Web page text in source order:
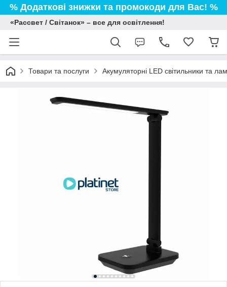
% Додаткові знижки та промокоди для Вас! %
«Рассвет / Світанок» – все для освітлення!
Товари та послуги Акумуляторні LED світильники та